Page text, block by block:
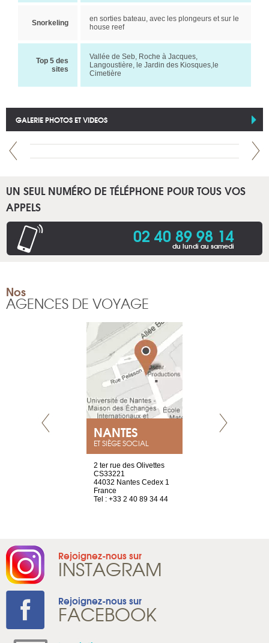
Snorkeling
en sorties bateau, avec les plongeurs et sur le
house reef
Top 5 des
sites
Vallée de Seb, Roche à Jacques,
Langoustière, le Jardin des Kiosques,le
Cimetière
GALERIE PHOTOS ET VIDEOS
UN SEUL NUMÉRO DE TÉLÉPHONE POUR TOUS VOS
APPELS
02 40 89 98 14
du lundi au samedi
Nos
AGENCES DE VOYAGE
NANTES
ET SIÈGE SOCIAL
2 ter rue des Olivettes
CS33221
44032 Nantes Cedex 1
France
Tel : +33 2 40 89 34 44
Rejoignez-nous sur
INSTAGRAM
Rejoignez-nous sur
FACEBOOK